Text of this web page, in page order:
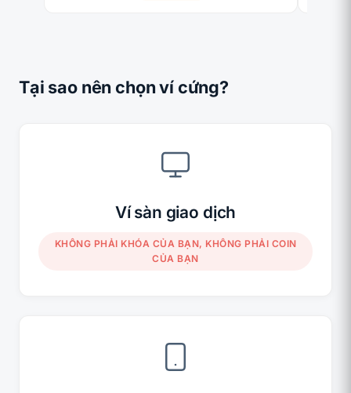
Tại sao nên chọn ví cứng?
Ví sàn giao dịch
KHÔNG PHẢI KHÓA CỦA BẠN, KHÔNG PHẢI COIN
CỦA BẠN